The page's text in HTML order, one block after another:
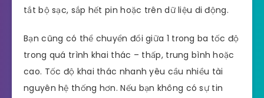
tắt bộ sạc, sắp hết pin hoặc trên dữ liệu di động.
Bạn cũng có thể chuyển đổi giữa 1 trong ba tốc độ
trong quá trình khai thác – thấp, trung bình hoặc
cao. Tốc độ khai thác nhanh yêu cầu nhiều tài
nguyên hệ thống hơn. Nếu bạn không có sự tin